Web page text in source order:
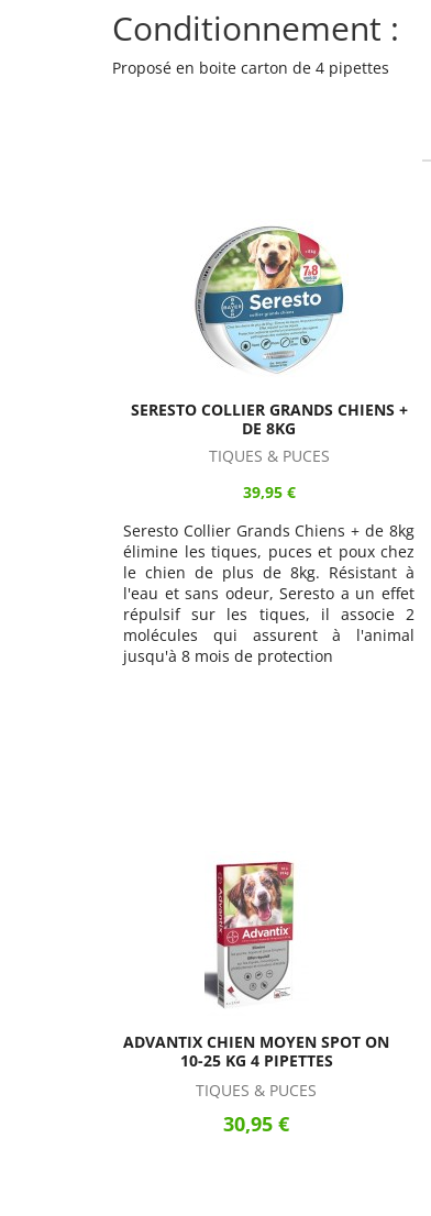
Conditionnement :
Proposé en boite carton de 4 pipettes
SERESTO COLLIER GRANDS CHIENS +
DE 8KG
TIQUES & PUCES
39,95 €
Seresto Collier Grands Chiens + de 8kg
élimine les tiques, puces et poux chez
le chien de plus de 8kg. Résistant à
l'eau et sans odeur, Seresto a un effet
répulsif sur les tiques, il associe 2
molécules qui assurent à l'animal
jusqu'à 8 mois de protection
ADVANTIX CHIEN MOYEN SPOT ON
10-25 KG 4 PIPETTES
TIQUES & PUCES
30,95 €